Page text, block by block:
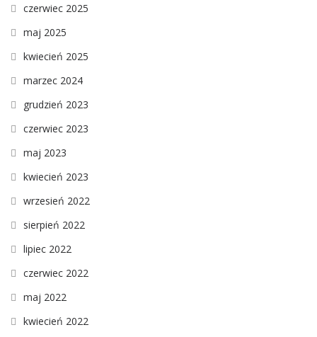
czerwiec 2025
maj 2025
kwiecień 2025
marzec 2024
grudzień 2023
czerwiec 2023
maj 2023
kwiecień 2023
wrzesień 2022
sierpień 2022
lipiec 2022
czerwiec 2022
maj 2022
kwiecień 2022